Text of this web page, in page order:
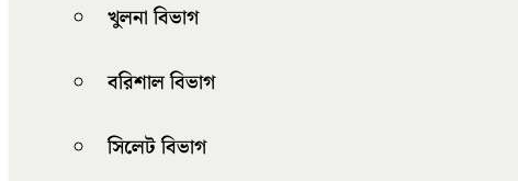
খুলনা বিভাগ
বরিশাল বিভাগ
সিলেট বিভাগ